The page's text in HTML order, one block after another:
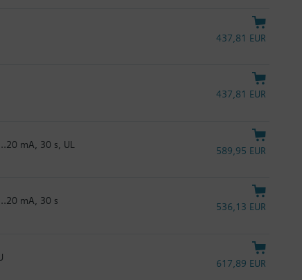
437,81 EUR
437,81 EUR
mA, 30 s, UL
589,95 EUR
mA, 30 s
536,13 EUR
617,89 EUR